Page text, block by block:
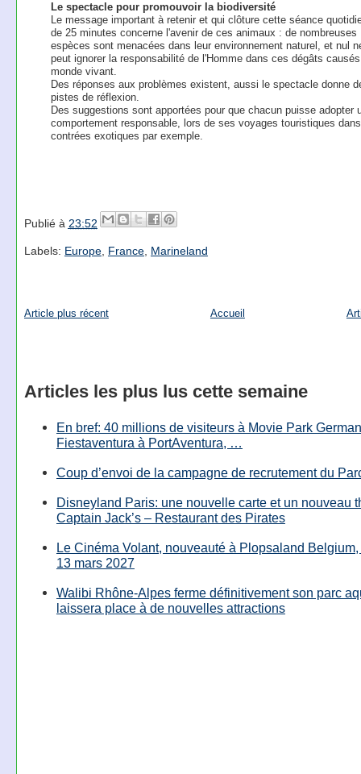
Le spectacle pour promouvoir la biodiversité
Le message important à retenir et qui clôture cette séance
de 25 minutes concerne l'avenir de ces animaux : de nombreuses
espèces sont menacées dans leur environnement naturel, et nul
peut ignorer la responsabilité de l'Homme dans ces dégâts
monde vivant.
Des réponses aux problèmes existent, aussi le spectacle donne
pistes de réflexion.
Des suggestions sont apportées pour que chacun puisse adopter
comportement responsable, lors de ses voyages touristiques
contrées exotiques par exemple.
Publié à 23:52
Labels: Europe, France, Marineland
Article plus récent Accueil
Articles les plus lus cette semaine
En bref: 40 millions de visiteurs à Movie Park
Fiestaventura à PortAventura, …
Coup d’envoi de la campagne de recrutement du
Disneyland Paris: une nouvelle carte et un nouveau
Captain Jack’s – Restaurant des Pirates
Le Cinéma Volant, nouveauté à Plopsaland
13 mars 2027
Walibi Rhône-Alpes ferme définitivement son parc
laissera place à de nouvelles attractions